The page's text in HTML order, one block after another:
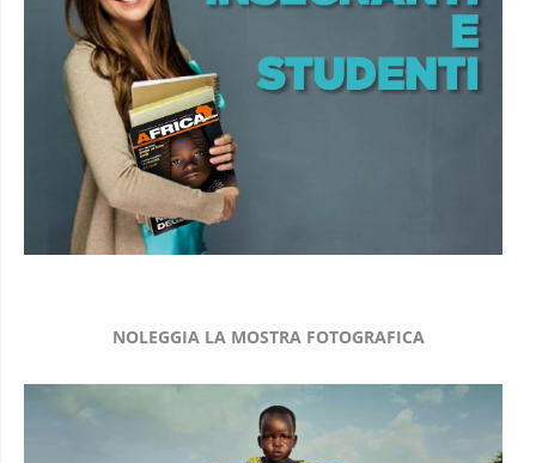
NOLEGGIA LA MOSTRA FOTOGRAFICA